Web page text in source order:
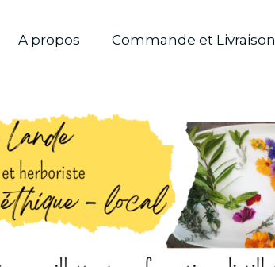
A propos Commande et Livraison